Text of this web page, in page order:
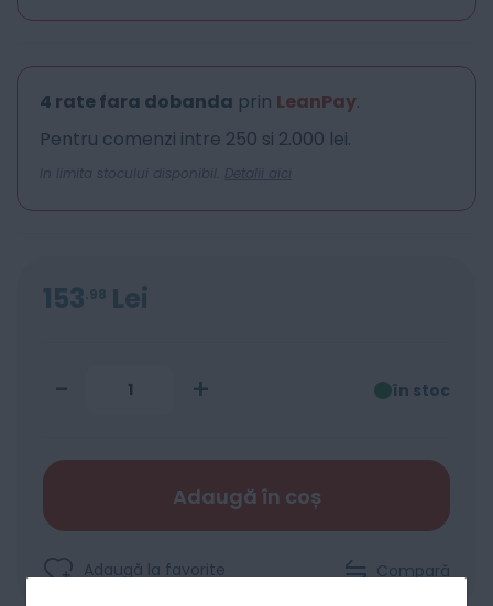
4 rate fara dobanda prin LeanPay.
Pentru comenzi intre 250 si 2.000 lei.
In limita stocului disponibil. Detalii aici
153 98 Lei
- + în stoc
Adaugă în coș
Adaugă la favorite Compară